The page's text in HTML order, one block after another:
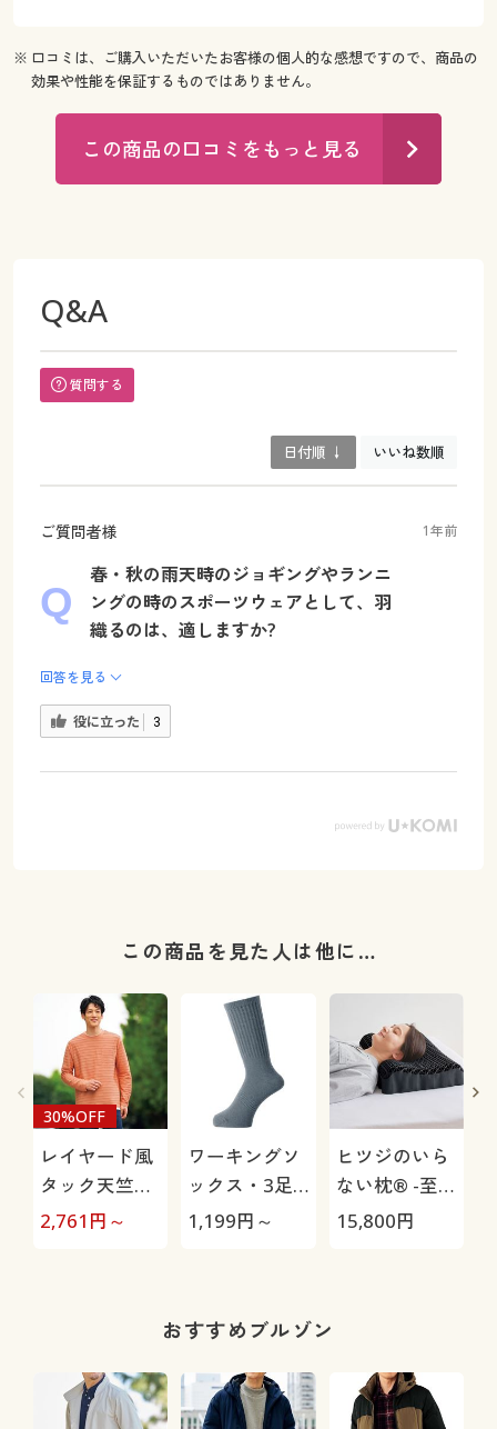
※ 口コミは、ご購入いただいたお客様の個人的な感想ですので、商品の
効果や性能を保証するものではありません。
この商品の口コミをもっと見る
Q&A
質問する
日付順 ↓ いいね数順
ご質問者様 1年前
春・秋の雨天時のジョギングやランニ
ングの時のスポーツウェアとして、羽
織るのは、適しますか?
回答を見る
役に立った 3
この商品を見た人は他に…
レイヤード風
タック天竺カ
ットソー(長
30%OFF
2,761 円～
ワーキングソ
ックス・3足
組
1,199円～
ヒツジのいら
ない枕® -至
極-
15,800円
おすすめブルゾン